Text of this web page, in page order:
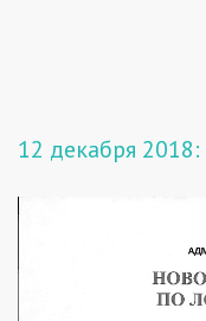
12 декабря 2018: